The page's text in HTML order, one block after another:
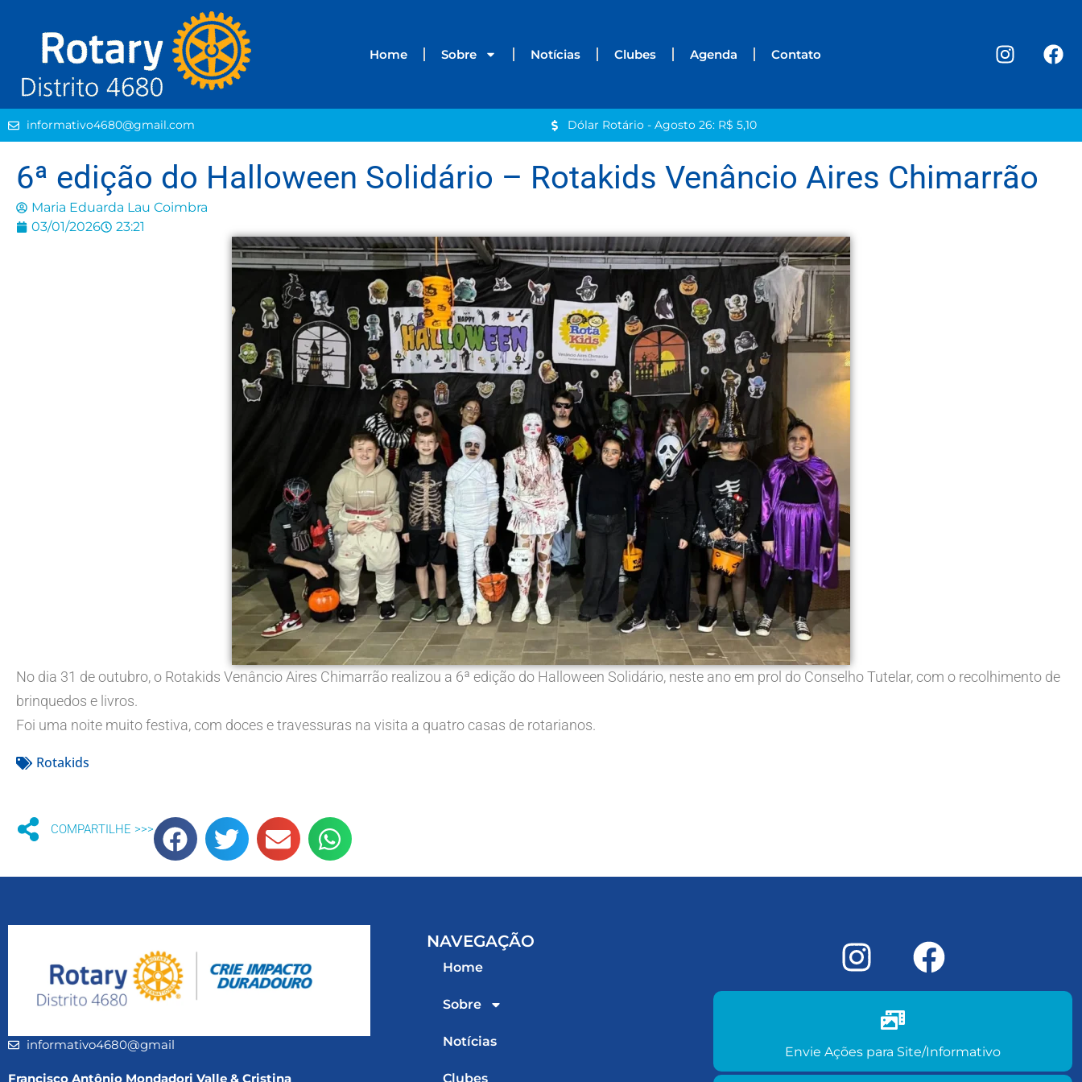
Home Sobre Notícias Clubes Agenda Contato
informativo4680@gmail.com Dólar Rotário - Agosto 26: R$ 5,10
6ª edição do Halloween Solidário – Rotakids Venâncio Aires Chimarrão
Maria Eduarda Lau Coimbra
03/01/2026
23:21
No dia 31 de outubro, o Rotakids Venâncio Aires Chimarrão realizou a 6ª edição do Halloween Solidário, neste ano em prol do Conselho Tutelar, com o recolhimento de
brinquedos e livros.
Foi uma noite muito festiva, com doces e travessuras na visita a quatro casas de rotarianos.
Rotakids
COMPARTILHE >>>
informativo4680@gmail
Francisco Antônio Mondadori Valle & Cristina
NAVEGAÇÃO
Home
Sobre
Notícias
Clubes
Envie Ações para Site/Informativo
Envie ações do seu clube para site/informativo